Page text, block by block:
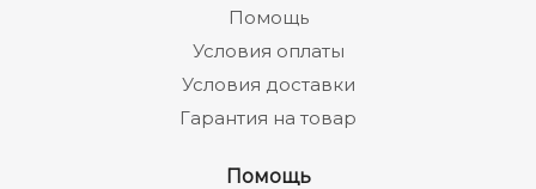
Помощь
Условия оплаты
Условия доставки
Гарантия на товар
Помощь